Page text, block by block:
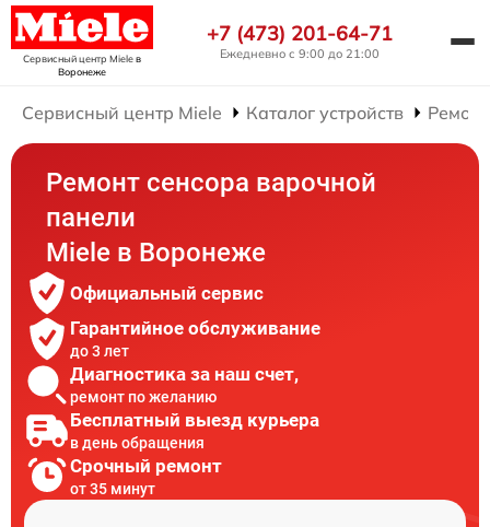
Сервисный центр Mieleв
Воронеже
+7 (473) 201-64-71
Ежедневно с 9:00 до 21:00
Сервисный центр Miele Каталог устройств
Ремонт сенсора варочной
панели
Miele в Воронеже
Официальный сервис
Гарантийное обслуживание
до 3 лет
Диагностика за наш счет,
ремонт по желанию
Бесплатный выезд курьера
в день обращения
Срочный ремонт
от 35 минут